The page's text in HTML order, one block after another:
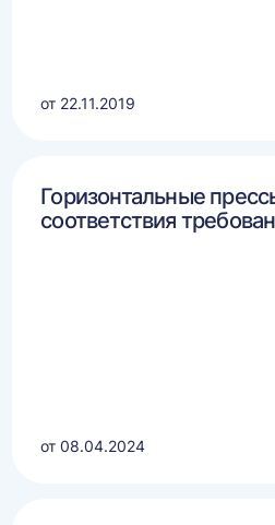
от 22.11.2019
Горизонтальные
соответствия
от 08.04.2024